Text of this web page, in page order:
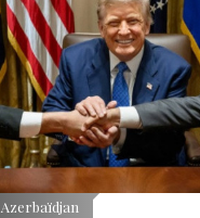
Azerbaïdjan